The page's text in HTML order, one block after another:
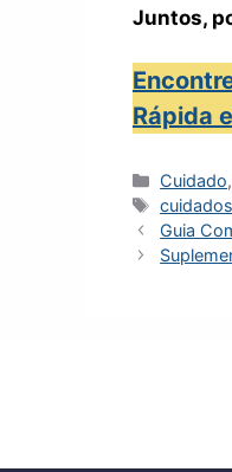
Juntos,
Rápida
Cuidado,
Tags
Guia